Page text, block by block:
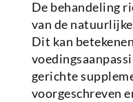
De behandeling
van de
Dit kan
gerichte
voorgeschreven